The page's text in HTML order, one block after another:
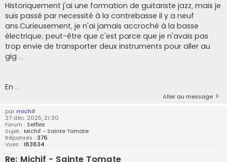
Historiquement j'ai une formation de guitariste jazz, mais je
suis passé par necessité à la contrebasse il y a neuf
ans.Curieusement, je n'ai jamais accroché à la basse
électrique; peut-être que c'est parce que je n'avais pas
trop envie de transporter deux instruments pour aller au
gig ...
En ...
Aller au message
par michif
27 déc. 2025, 21:30
Forum : Selfies
Sujet : Michif - Sainte Tomate
Réponses : 376
Vues : 183834
Re: Michif - Sainte Tomate